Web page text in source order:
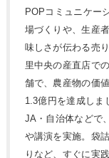
POPコミュニケー
場づくりや、生産
味しさが伝わる売
里中央の産直店で
舗で、農産物の価
1.3億円を達成しま
JA・自治体などで
や講演を実施。袋
りなど、すぐに実